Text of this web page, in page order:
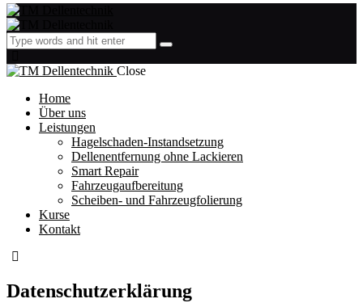
Close
Home
Über uns
Leistungen
Hagelschaden-Instandsetzung
Dellenentfernung ohne Lackieren
Smart Repair
Fahrzeugaufbereitung
Scheiben- und Fahrzeugfolierung
Kurse
Kontakt
Datenschutz­erklärung